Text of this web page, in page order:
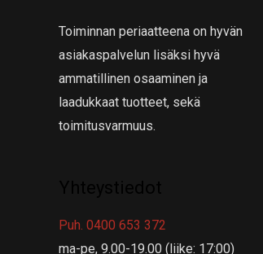
Toiminnan periaatteena on hyvän
asiakaspalvelun lisäksi hyvä
ammatillinen osaaminen ja
laadukkaat tuotteet, sekä
toimitusvarmuus.
Puh. 0400 653 372
ma-pe, 9.00-19.00 (liike: 17:00)